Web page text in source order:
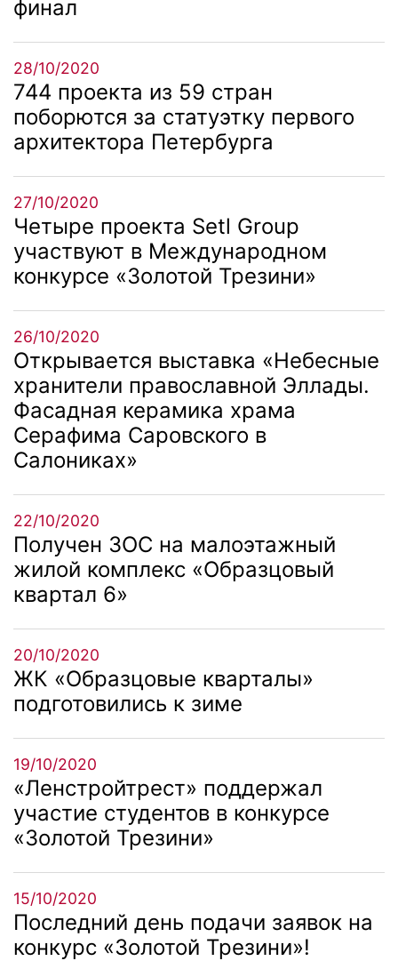
финал
28/10/2020
744 проекта из 59 стран
поборются за статуэтку первого
архитектора Петербурга
27/10/2020
Четыре проекта Setl Group
участвуют в Международном
конкурсе «Золотой Трезини»
26/10/2020
Открывается выставка «Небесные
хранители православной Эллады.
Фасадная керамика храма
Серафима Саровского в
Салониках»
22/10/2020
Получен ЗОС на малоэтажный
жилой комплекс «Образцовый
квартал 6»
20/10/2020
ЖК «Образцовые кварталы»
подготовились к зиме
19/10/2020
«Ленстройтрест» поддержал
участие студентов в конкурсе
«Золотой Трезини»
15/10/2020
Последний день подачи заявок на
конкурс «Золотой Трезини»!